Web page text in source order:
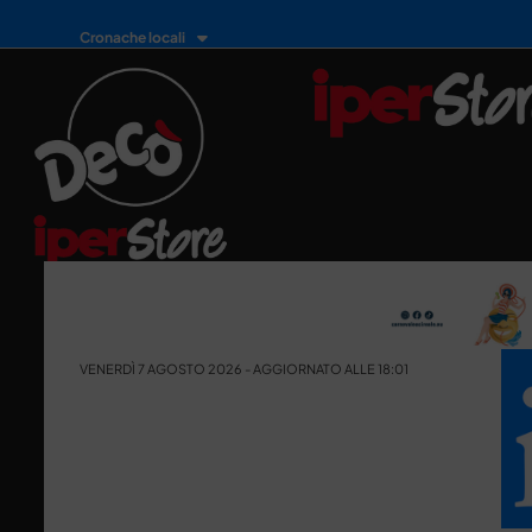
Cronache locali
VENERDÌ 7 AGOSTO 2026 - AGGIORNATO ALLE 18:01